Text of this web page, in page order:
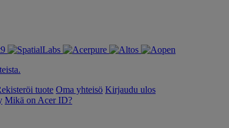
tuote Oma yhteisö Kirjaudu ulos
Mikä on Acer ID?